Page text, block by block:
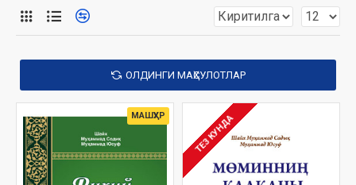
ОЛДИНГИ МАҲСУЛОТЛАР
МАШҲУР ТЕЗ КУНДА